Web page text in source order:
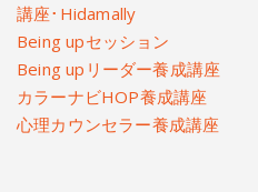
講座･Hidamally
Being upセッション
Being upリーダー養成講座
カラーナビHOP養成講座
心理カウンセラー養成講座